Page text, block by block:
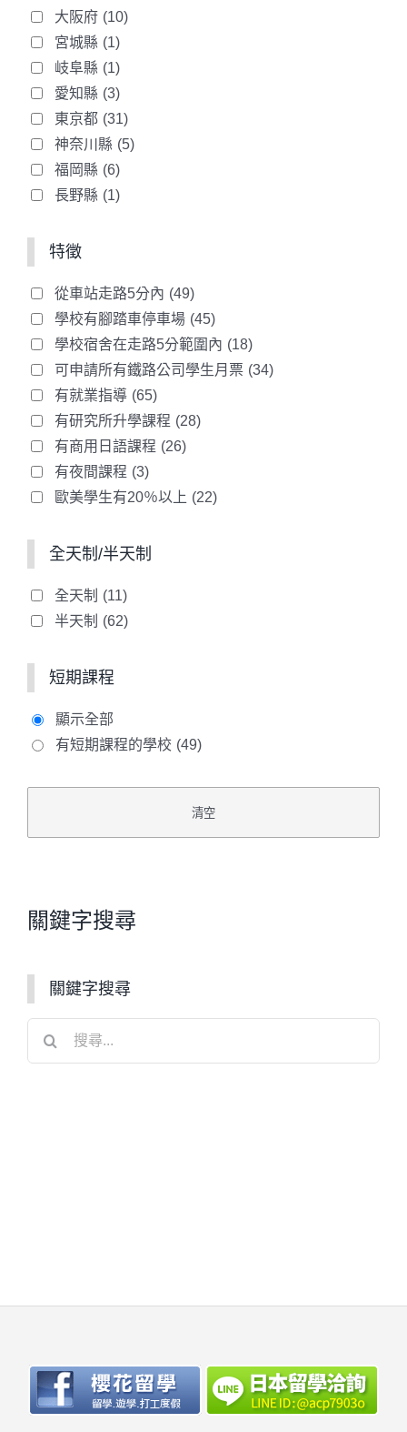
大阪府 (10)
宮城縣 (1)
岐阜縣 (1)
愛知縣 (3)
東京都 (31)
神奈川縣 (5)
福岡縣 (6)
長野縣 (1)
特徵
從車站走路5分內 (49)
學校有腳踏車停車場 (45)
學校宿舍在走路5分範圍內 (18)
可申請所有鐵路公司學生月票 (34)
有就業指導 (65)
有研究所升學課程 (28)
有商用日語課程 (26)
有夜間課程 (3)
歐美學生有20％以上 (22)
全天制/半天制
全天制 (11)
半天制 (62)
短期課程
顯示全部
有短期課程的學校 (49)
關鍵字搜尋
關鍵字搜尋